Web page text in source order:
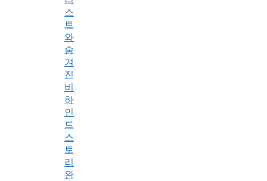
스
트
와
숨
겨
진
비
하
인
드
스
토
리
완